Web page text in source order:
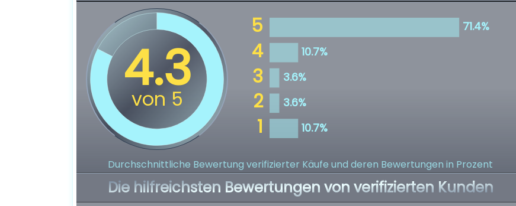
Durchschnittliche Bewertung verifizierter Käufe und deren Bewertungen in Prozent
Die hilfreichsten Bewertungen von verifizierten Kunden